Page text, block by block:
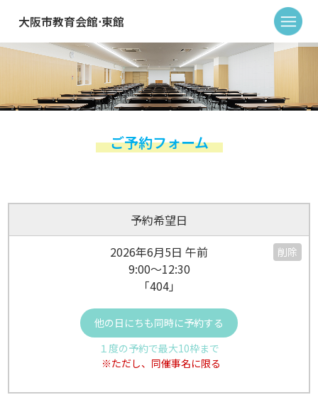
大阪市教育会館⋅東館
ご予約フォーム
予約希望日
2026年6月5日 午前
9:00～12:30
「404」
削除
他の日にちも同時に予約する
１度の予約で最大10枠まで
※ただし、同催事名に限る